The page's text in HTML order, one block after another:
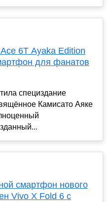
6T Ayaka Edition
для фанатов
специздание
Камисато Аяке
смартфон нового
Vivo X Fold 6 с